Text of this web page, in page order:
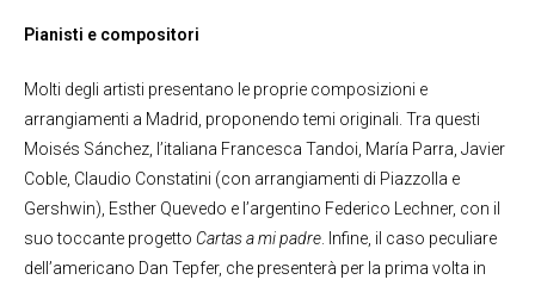
Pianisti e compositori
Molti degli artisti presentano le proprie composizioni e
arrangiamenti a Madrid, proponendo temi originali. Tra questi
Moisés Sánchez, l’italiana Francesca Tandoi, María Parra, Javier
Coble, Claudio Constatini (con arrangiamenti di Piazzolla e
Gershwin), Esther Quevedo e l’argentino Federico Lechner, con il
suo toccante progetto Cartas a mi padre . Infine, il caso peculiare
dell’americano Dan Tepfer, che presenterà per la prima volta in